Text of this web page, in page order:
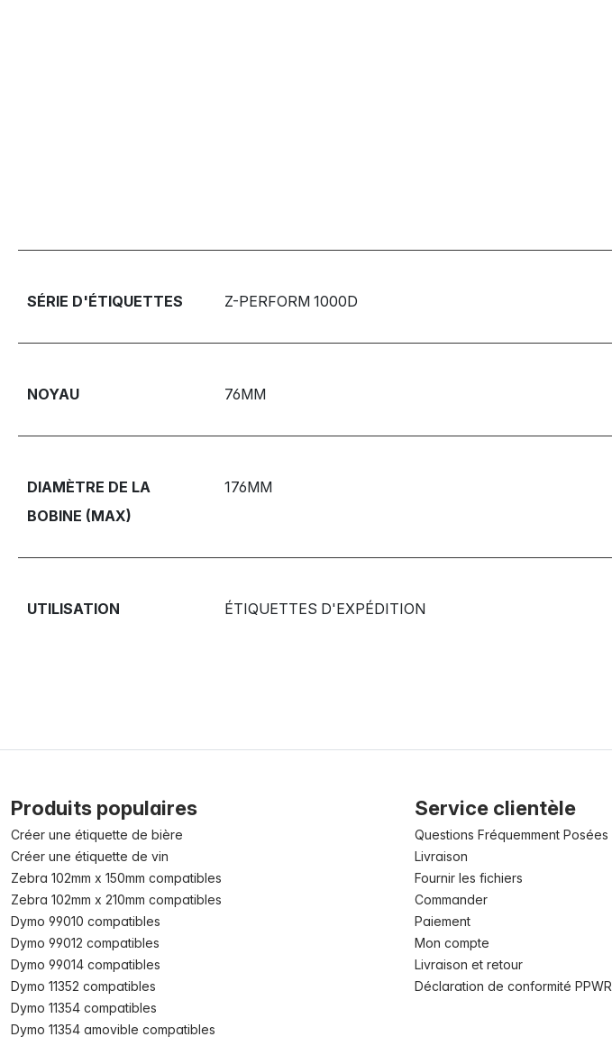
SÉRIE D'ÉTIQUETTES Z-PERFORM 1000D
NOYAU 76MM
DIAMÈTRE DE LA
BOBINE (MAX)
176MM
UTILISATION ÉTIQUETTES D'EXPÉDITION
Produits populaires
Créer une étiquette de bière
Créer une étiquette de vin
Zebra 102mm x 150mm compatibles
Zebra 102mm x 210mm compatibles
Dymo 99010 compatibles
Dymo 99012 compatibles
Dymo 99014 compatibles
Dymo 11352 compatibles
Dymo 11354 compatibles
Dymo 11354 amovible compatibles
Service clientèle
Questions Fréquemment Posées
Livraison
Fournir les fichiers
Commander
Paiement
Mon compte
Livraison et retour
Déclaration de conformité PPWR